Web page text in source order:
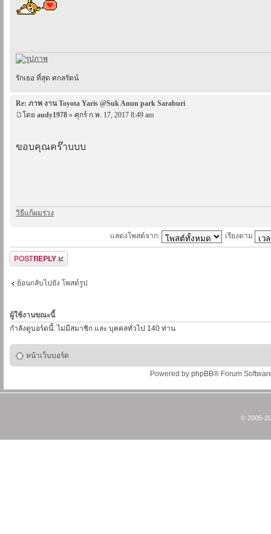
รักเธอ ที่สุด ศกลรัตน์
Re: ภาพ งาน Toyota Yaris @Suk Anun park Saraburi
โดย audy1978 » ศุกร์ ก.พ. 17, 2017 8:49 am
ขอบคุณคร๊าบบบ
วิธีแก้ผมร่วง
แสดงโพสต์จาก: เรียงตาม
ตอบกระทู้
ย้อนกลับไปยัง โพสต์รูป
ผู้ใช้งานขณะนี้
กำลังดูบอร์ดนี้: ไม่มีสมาชิก และ บุคคลทั่วไป 140 ท่าน
หน้าเว็บบอร์ด
Powered by phpBB® Forum
© 2005-